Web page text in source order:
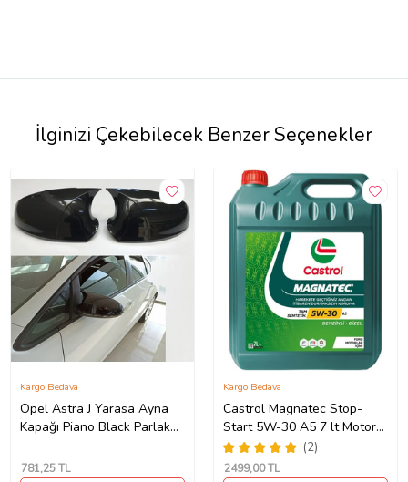
İlginizi Çekebilecek Benzer Seçenekler
Opel Astra J Yarasa Ayna
Kapağı Piano Black Parlak
Kargo Bedava
781,25 TL
Castrol Magnatec Stop-
Start 5W-30 A5 7 lt Motor
Yağı Ü.T 2024 (2)
Kargo Bedava
2499,00 TL